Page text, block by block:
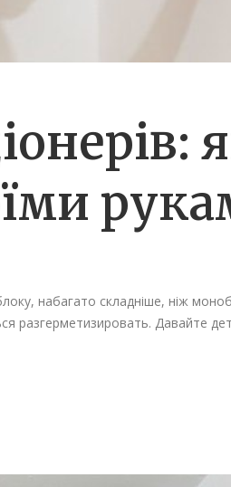
набагато складніше, ніж
разгерметизировать. Давайте